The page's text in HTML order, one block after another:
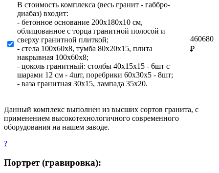
В стоимость комплекса (весь гранит - габбро-
диабаз) входит:
- бетонное основание 200х180х10 см,
облицованное с торца гранитной полосой и
сверху гранитной плиткой;
- стела 100х60х8, тумба 80х20х15, плита
накрывная 100х60х8;
- цоколь гранитный: столбы 40х15х15 - 6шт с
шарами 12 см - 4шт, поребрики 60х30х5 - 8шт;
- ваза гранитная 30х15, лампада 35х20.
460680
₽
Данный комплекс выполнен из высших сортов гранита, с
применением высокотехнологичного современного
оборудования на нашем заводе.
?
Портрет (гравировка):